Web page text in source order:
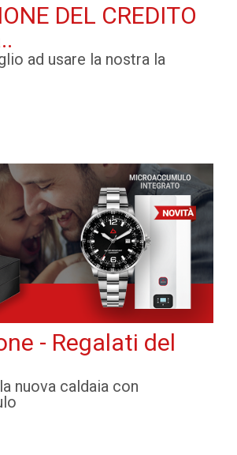
DEL CREDITO
ad usare la nostra la
- Regalati del
nuova caldaia con